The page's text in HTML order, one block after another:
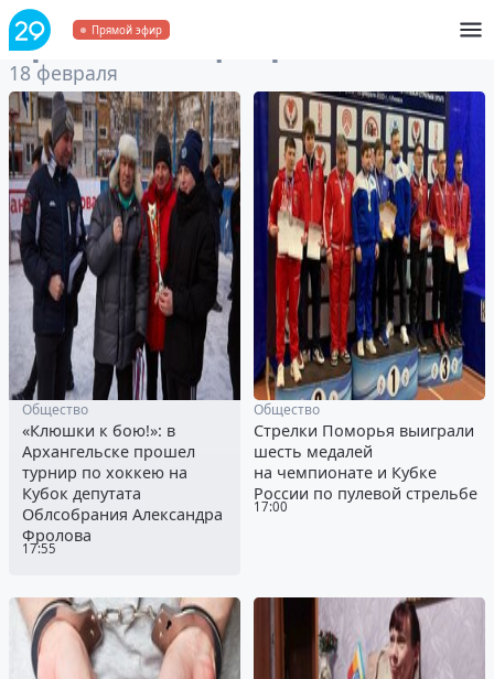
Прямой эфир
Архивза 18 февраля 2023
18 февраля
17:55
Общество
«Клюшки к бою!»: в
Архангельске прошел
турнир по хоккею на
Кубок депутата
Облсобрания Александра
Фролова
17:00
Общество
Стрелки Поморья выиграли
шесть медалей
на чемпионате и Кубке
России по пулевой стрельбе